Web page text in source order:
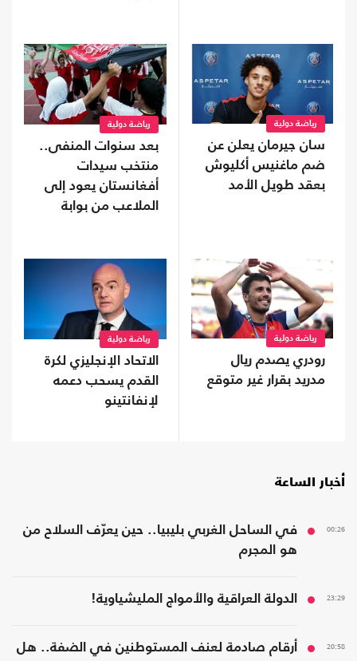
رياضة دولية
سان جيرمان يعلن عن
ضم ماغنيس أكليوش
بعقد طويل الأمد
رياضة دولية
بعد سنوات المنفى..
منتخب سيدات
أفغانستان يعود إلى
الملاعب من بوابة
رياضة دولية
رودري يصدم ريال
مدريد بقرار غير متوقع
رياضة دولية
الاتحاد الإنجليزي لكرة
القدم يسحب دعمه
لإنفانتينو
أخبار الساعة
00:26
في الساحل الغربي بليبيا.. حين يعرّف السلاح من
هو المجرم
23:29 الدولة العراقية والأمواج المليشياوية!
20:58
أرقام صادمة لعنف المستوطنين في الضفة.. هل